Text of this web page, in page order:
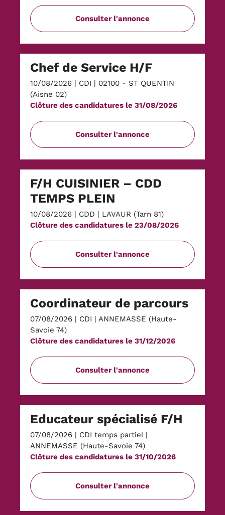
Consulter l'annonce
Chef de Service H/F
10/08/2026 | CDI | 02100 - ST QUENTIN
(Aisne 02)
Clôture des candidatures le 31/08/2026
Consulter l'annonce
F/H CUISINIER – CDD
TEMPS PLEIN
10/08/2026 | CDD | LAVAUR (Tarn 81)
Clôture des candidatures le 23/08/2026
Consulter l'annonce
Coordinateur de parcours
07/08/2026 | CDI | ANNEMASSE (Haute-
Savoie 74)
Clôture des candidatures le 31/12/2026
Consulter l'annonce
Educateur spécialisé F/H
07/08/2026 | CDI temps partiel |
ANNEMASSE (Haute-Savoie 74)
Clôture des candidatures le 31/10/2026
Consulter l'annonce